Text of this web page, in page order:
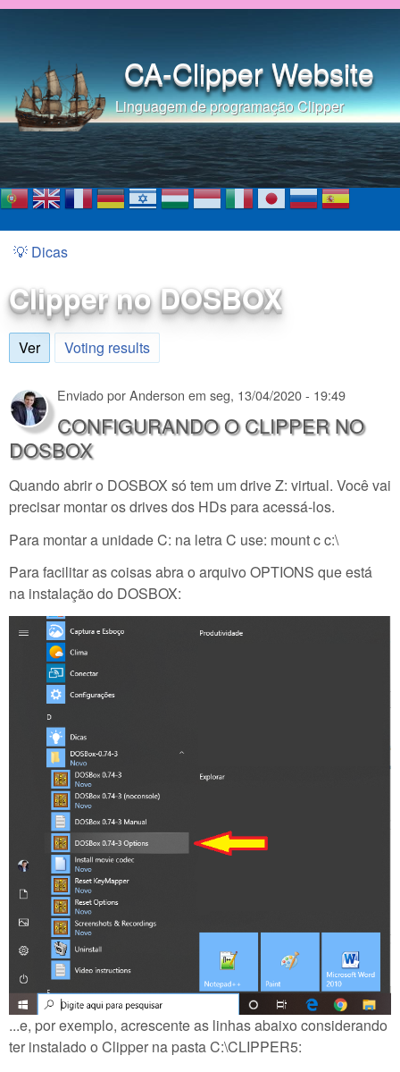
Pular para o conteúdo
CA-Clipper Website
Linguagem de programação Clipper
Você está aqui
💡 Dicas
Clipper no DOSBOX
Ver(aba ativa)
Voting results
Enviado porAnderson em seg, 13/04/2020 - 19:49
CONFIGURANDO O CLIPPER NO
DOSBOX
Quando abrir o DOSBOX só tem um drive Z: virtual. Você vai
precisar montar os drives dos HDs para acessá-los.
Para montar a unidade C: na letra C use: mount c c:\
Para facilitar as coisas abra o arquivo OPTIONS que está
na instalação do DOSBOX:
...e, por exemplo, acrescente as linhas abaixo considerando
ter instalado o Clipper na pasta C:\CLIPPER5: